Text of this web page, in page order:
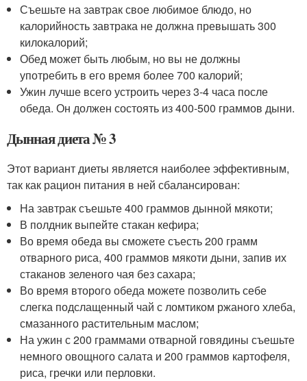
Съешьте на завтрак свое любимое блюдо, но
калорийность завтрака не должна превышать 300
килокалорий;
Обед может быть любым, но вы не должны
употребить в его время более 700 калорий;
Ужин лучше всего устроить через 3-4 часа после
обеда. Он должен состоять из 400-500 граммов дыни.
Дынная диета № 3
Этот вариант диеты является наиболее эффективным,
так как рацион питания в ней сбалансирован:
На завтрак съешьте 400 граммов дынной мякоти;
В полдник выпейте стакан кефира;
Во время обеда вы сможете съесть 200 грамм
отварного риса, 400 граммов мякоти дыни, запив их
стаканов зеленого чая без сахара;
Во время второго обеда можете позволить себе
слегка подслащенный чай с ломтиком ржаного хлеба,
смазанного растительным маслом;
На ужин с 200 граммами отварной говядины съешьте
немного овощного салата и 200 граммов картофеля,
риса, гречки или перловки.